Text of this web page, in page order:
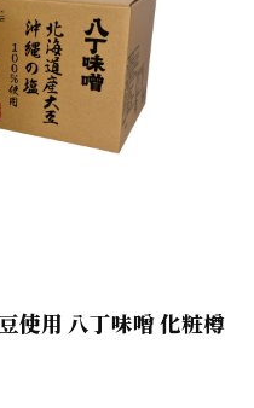
使用 八丁味噌 化粧樽